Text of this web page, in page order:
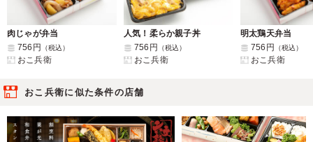
肉じゃが弁当
756円
（税込）
おこ兵衛
人気！柔らか親子丼
756円
（税込）
おこ兵衛
明太鶏天弁当
756円
（税込）
おこ兵衛
おこ兵衛に似た条件の店舗